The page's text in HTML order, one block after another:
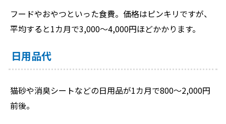
フードやおやつといった食費。価格はピンキリですが、
平均すると1カ月で3,000～4,000円ほどかかります。
日用品代
猫砂や消臭シートなどの日用品が1カ月で800～2,000円
前後。